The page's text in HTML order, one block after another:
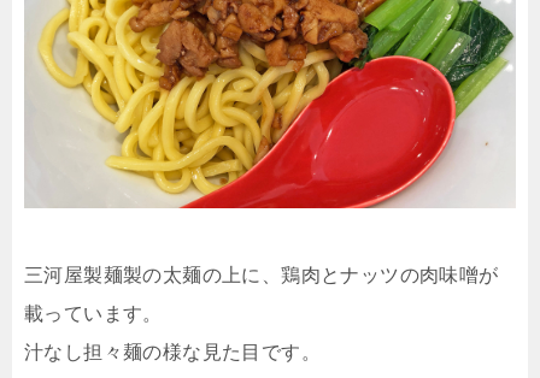
三河屋製麺製の太麺の上に、鶏肉とナッツの肉味噌が
載っています。
汁なし担々麺の様な見た目です。